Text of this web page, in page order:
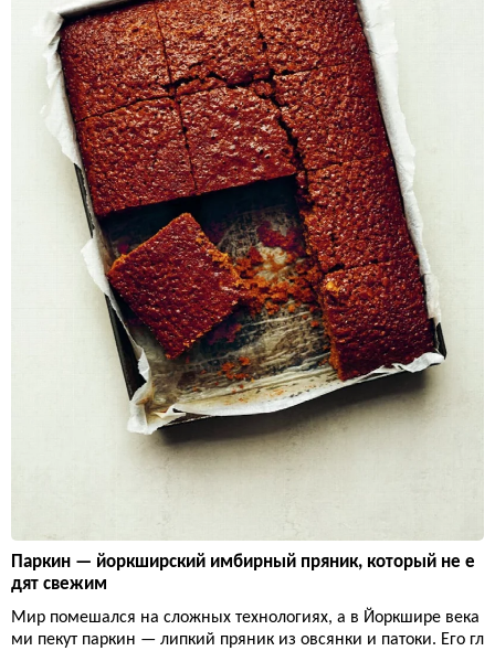
Паркин — йоркширский имбирный пряник, который не е
дят свежим
Мир помешался на сложных технологиях, а в Йоркшире века
ми пекут паркин — липкий пряник из овсянки и патоки. Его гл